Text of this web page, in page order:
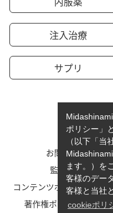
注入治療
サプリ
お問い合わせ
監修者一覧
コンテンツポリシーと運
著作権ポリシー/免責事
ポリシー」
（以下「当
ます。）を
客様のデー
客様と当社
cookieポリ